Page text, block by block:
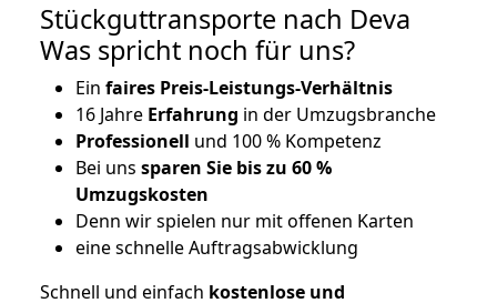
Stückguttransporte nach Deva
Was spricht noch für uns?
Ein faires Preis-Leistungs-Verhältnis
16 Jahre Erfahrung in der Umzugsbranche
Professionell und 100 % Kompetenz
Bei uns sparen Sie bis zu 60 %
Umzugskosten
Denn wir spielen nur mit offenen Karten
eine schnelle Auftragsabwicklung
Schnell und einfach kostenlose und